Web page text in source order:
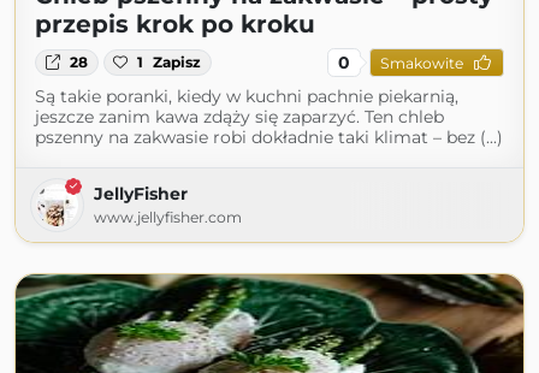
przepis krok po kroku
28 1 Zapisz 0 Smakowite
Są takie poranki, kiedy w kuchni pachnie piekarnią,
jeszcze zanim kawa zdąży się zaparzyć. Ten chleb
pszenny na zakwasie robi dokładnie taki klimat – bez (...)
JellyFisher
www.jellyfisher.com